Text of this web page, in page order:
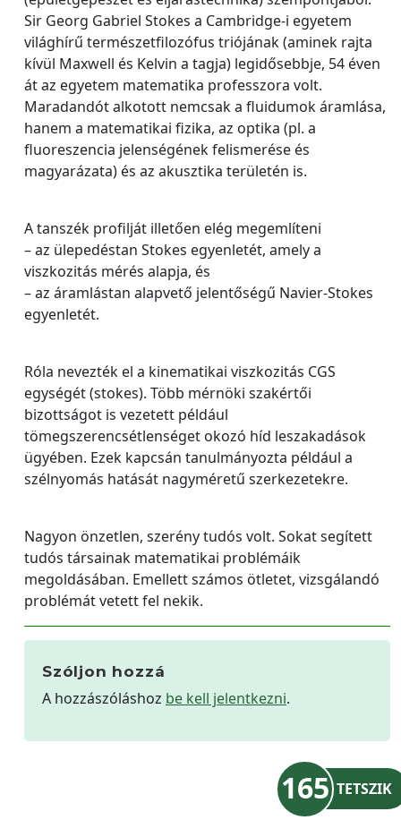
Sir Georg Gabriel Stokes a Cambridge-i egyetem
világhírű természetfilozófus triójának (aminek rajta
kívül Maxwell és Kelvin a tagja) legidősebbje, 54 éven
át az egyetem matematika professzora volt.
Maradandót alkotott nemcsak a fluidumok áramlása,
hanem a matematikai fizika, az optika (pl. a
fluoreszencia jelenségének felismerése és
magyarázata) és az akusztika területén is.
A tanszék profilját illetően elég megemlíteni
– az ülepedéstan Stokes egyenletét, amely a
viszkozitás mérés alapja, és
– az áramlástan alapvető jelentőségű Navier-Stokes
egyenletét.
Róla nevezték el a kinematikai viszkozitás CGS
egységét (stokes). Több mérnöki szakértői
bizottságot is vezetett például
tömegszerencsétlenséget okozó híd leszakadások
ügyében. Ezek kapcsán tanulmányozta például a
szélnyomás hatását nagyméretű szerkezetekre.
Nagyon önzetlen, szerény tudós volt. Sokat segített
tudós társainak matematikai problémáik
megoldásában. Emellett számos ötletet, vizsgálandó
problémát vetett fel nekik.
Szóljon hozzá
A hozzászóláshoz be kell jelentkezni.
165 TETSZIK